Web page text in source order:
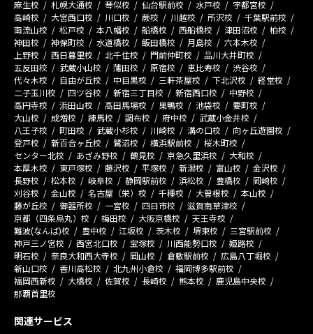
麻生校 札幌大通校 琴似校 仙台駅前校 水戸校
宇都宮校
高崎校
大宮西口校 川口校 蕨校 川越校 所沢校
千葉駅前校
南流山校
松戸校 本八幡校 船橋校 西船橋校 津田沼校
柏校
神田校
神保町校 水道橋校 飯田橋校 月島校
六本木校
上野校
西日暮里校 北千住校 門前仲町校
品川大井町校
五反田校
武蔵小山校 蒲田校 原宿校 恵比寿校
渋谷校
代々木校
自由が丘校 中目黒校 三軒茶屋校 下北沢校
経堂校
二子玉川校
四ツ谷校 新宿三丁目校 新宿西口校
中野校
高円寺校
浜田山校 高田馬場校 巣鴨校 池袋校
要町校
大山校
成増校 練馬校 調布校 府中校
武蔵小金井校
八王子校
町田校 武蔵小杉校 川崎校 溝の口校
向ヶ丘遊園校
登戸校
新百合ヶ丘校 鷺沼校 横浜駅前校
桜木町校
センター北校
あざみ野校 鶴見校 京急久里浜校
大和校
本厚木校
東戸塚校 藤沢校 平塚校 新潟校 富山校
金沢校
長野校
松本校 岐阜校 静岡駅前校 浜松校 豊橋校
岡崎校
刈谷校
金山校 名古屋（栄）校 千種校 大曽根校
本山校
藤が丘校
御器所校 一宮校 四日市校
滋賀南草津校
京都（四条烏丸）校
梅田校 大阪京橋校
天王寺校
難波(なんば)校
豊中校 江坂校 茨木校 堺東校
三宮駅前校
神戸三ノ宮校
西宮北口校 宝塚校 川西能勢口校
姫路校
明石校
奈良大和西大寺校 岡山校 倉敷駅前校
広島八丁堀校
新山口校
香川高松校 北九州小倉校
福岡博多駅前校
福岡西新校
大橋校 佐賀校 長崎校 熊本校
鹿児島中央校
那覇首里校
関連サービス